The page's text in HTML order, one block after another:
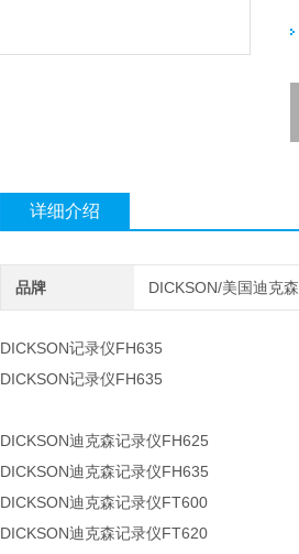
详细介绍
品牌 DICKSON/美国迪克森
DICKSON记录仪FH635
DICKSON记录仪FH635
DICKSON迪克森记录仪FH625
DICKSON迪克森记录仪FH635
DICKSON迪克森记录仪FT600
DICKSON迪克森记录仪FT620